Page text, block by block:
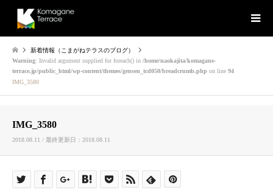
新着情報（こまがねテラスのブログ）
Warning: Invalid argument supplied for foreach() in /home/naokajita/komagane-
terrace.jp/public_html/wp-content/themes/gensen_tcd050/breadcrumb.php on line 94
IMG_3580
IMG_3580
2018.08.11 / 最終更新日：2018.08.11